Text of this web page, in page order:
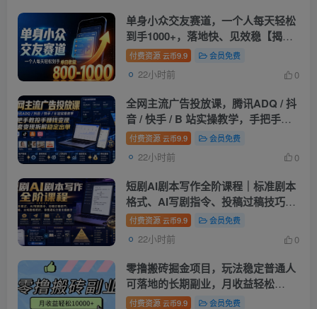
单身小众交友赛道，一个人每天轻松
到手1000+，落地快、见效稳【揭
秘】
付费资源 云币9.9 会员免费
22小时前 0
全网主流广告投放课，腾讯ADQ / 抖
音 / 快手 / B 站实操教学，手把手教
投手赚钱变现，全套变现拆解稳定出
单
付费资源 云币9.9 会员免费
22小时前 0
短剧AI剧本写作全阶课程｜标准剧本
格式、AI写剧指令、投稿过稿技巧、
网文改编、主线剧情把控、审稿避坑
全套实操教学
付费资源 云币9.9 会员免费
22小时前 0
零撸搬砖掘金项目，玩法稳定普通人
可落地的长期副业，月收益轻松
10000+
付费资源 云币9.9 会员免费